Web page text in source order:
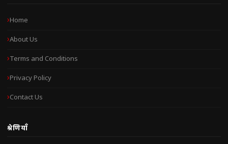
Home
About Us
Terms and Conditions
Privacy Policy
Contact Us
श्रेणियाँ